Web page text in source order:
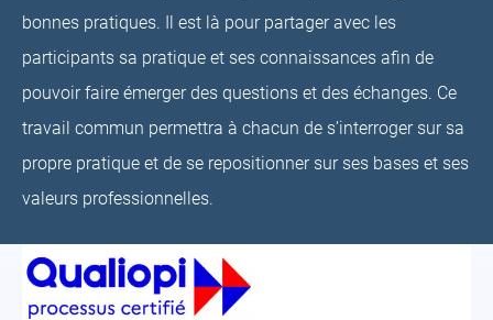
bonnes pratiques. Il est là pour partager avec les
participants sa pratique et ses connaissances afin de
pouvoir faire émerger des questions et des échanges. Ce
travail commun permettra à chacun de s’interroger sur sa
propre pratique et de se repositionner sur ses bases et ses
valeurs professionnelles.